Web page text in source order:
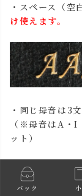
バック
・スペース（
け使えます。
・同じ母音は3
（※母音はA・
ット）